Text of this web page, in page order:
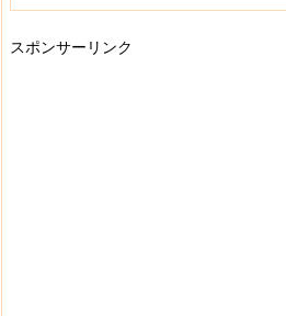
スポンサーリンク